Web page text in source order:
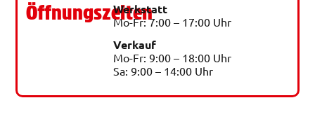
Öffnungszeiten
Werkstatt
Mo-Fr: 7:00 – 17:00 Uhr
Verkauf
Mo-Fr: 9:00 – 18:00 Uhr
Sa: 9:00 – 14:00 Uhr